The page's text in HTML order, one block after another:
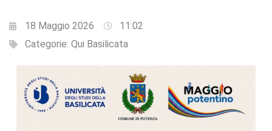
18 Maggio 2026
11:02
Categorie: Qui Basilicata